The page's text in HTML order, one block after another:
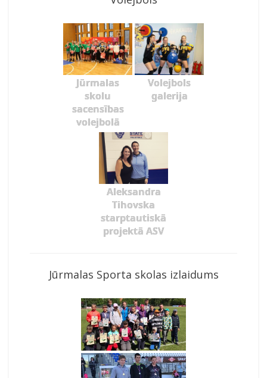
Jūrmalas
skolu
sacensības
volejbolā
Volejbols
galerija
Aleksandra
Tihovska
starptautiskā
projektā ASV
Jūrmalas Sporta skolas izlaidums